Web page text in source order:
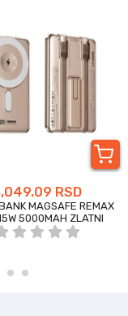
RSD
MAGSAFE REMAX
5000MAH ZLATNI